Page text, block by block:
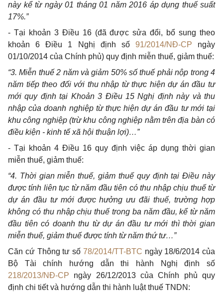
này kể từ ngày 01 tháng 01 năm 2016 áp dụng thuế suất
17%.”
- Tại khoản 3 Điều 16 (đã được sửa đổi, bổ sung theo
khoản 6 Điều 1 Nghị định số 91/2014/NĐ-CP ngày
01/10/2014 của Chính phủ) quy định miễn thuế, giảm thuế:
“3. Miễn thuế 2 năm và giảm 50% số thuế phải nộp trong 4
năm tiếp theo đối với thu nhập từ thực hiện dự án đầu tư
mới quy định tại Khoản 3 Điều 15 Nghị định này và thu
nhập của doanh nghiệp từ thực hiện dự án đầu tư mới tại
khu công nghiệp (trừ khu công nghiệp nằm trên địa bàn có
điều kiện - kinh tế xã hội thuận lợi)…”
- Tại khoản 4 Điều 16 quy định việc áp dụng thời gian
miễn thuế, giảm thuế:
“4. Thời gian miễn thuế, giảm thuế quy định tại Điều này
được tính liên tục từ năm đầu tiên có thu nhập chịu thuế từ
dự án đầu tư mới được hưởng ưu đãi thuế, trường hợp
không có thu nhập chịu thuế trong ba năm đầu, kể từ năm
đầu tiên có doanh thu từ dự án đầu tư mới thì thời gian
miễn thuế, giảm thuế được tính từ năm thứ tư…”
Căn cứ Thông tư số 78/2014/TT-BTC ngày 18/6/2014 của
Bộ Tài chính hướng dẫn thi hành Nghị định số
218/2013/NĐ-CP ngày 26/12/2013 của Chính phủ quy
định chi tiết và hướng dẫn thi hành luật thuế TNDN: